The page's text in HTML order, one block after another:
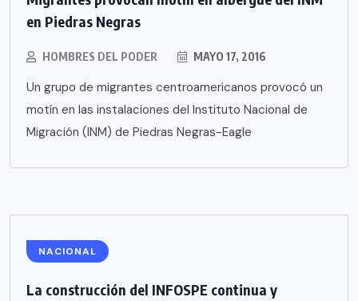
en Piedras Negras
HOMBRES DEL PODER MAYO 17, 2016
Un grupo de migrantes centroamericanos provocó un
motín en las instalaciones del Instituto Nacional de
Migración (INM) de Piedras Negras-Eagle
NACIONAL
La construcción del INFOSPE continua y